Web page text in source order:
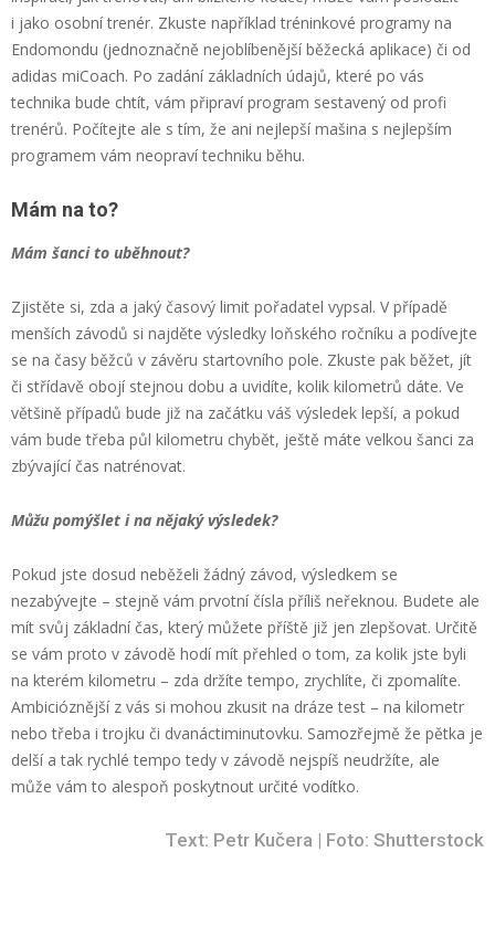
i jako osobní trenér. Zkuste například tréninkové programy na
Endomondu (jednoznačně nejoblíbenější běžecká aplikace) či od
adidas miCoach. Po zadání základních údajů, které po vás
technika bude chtít, vám připraví program sestavený od profi
trenérů. Počítejte ale s tím, že ani nejlepší mašina s nejlepším
programem vám neopraví techniku běhu.
Mám na to?
Mám šanci to uběhnout?
Zjistěte si, zda a jaký časový limit pořadatel vypsal. V případě
menších závodů si najděte výsledky loňského ročníku a podívejte
se na časy běžců v závěru startovního pole. Zkuste pak běžet, jít
či střídavě obojí stejnou dobu a uvidíte, kolik kilometrů dáte. Ve
většině případů bude již na začátku váš výsledek lepší, a pokud
vám bude třeba půl kilometru chybět, ještě máte velkou šanci za
zbývající čas natrénovat.
Můžu pomýšlet i na nějaký výsledek?
Pokud jste dosud neběželi žádný závod, výsledkem se
nezabývejte – stejně vám prvotní čísla příliš neřeknou. Budete ale
mít svůj základní čas, který můžete příště již jen zlepšovat. Určitě
se vám proto v závodě hodí mít přehled o tom, za kolik jste byli
na kterém kilometru – zda držíte tempo, zrychlíte, či zpomalíte.
Ambicióznější z vás si mohou zkusit na dráze test – na kilometr
nebo třeba i trojku či dvanáctiminutovku. Samozřejmě že pětka je
delší a tak rychlé tempo tedy v závodě nejspíš neudržíte, ale
může vám to alespoň poskytnout určité vodítko.
Text: Petr Kučera | Foto: Shutterstock